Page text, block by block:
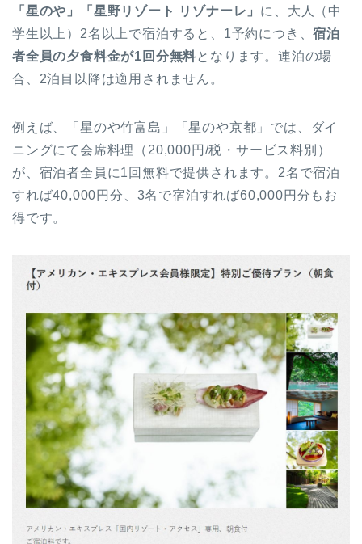
「星のや」 「星野リゾート リゾナーレ」 に、大人（中
学生以上）2名以上で宿泊すると、1予約につき、宿泊
者全員の夕食料金が1回分無料 となります。連泊の場
合、2泊目以降は適用されません。
例えば、「星のや竹富島」「星のや京都」では、ダイ
ニングにて会席料理（20,000円/税・サービス料別）
が、宿泊者全員に1回無料で提供されます。2名で宿泊
すれば40,000円分、3名で宿泊すれば60,000円分もお
得です。